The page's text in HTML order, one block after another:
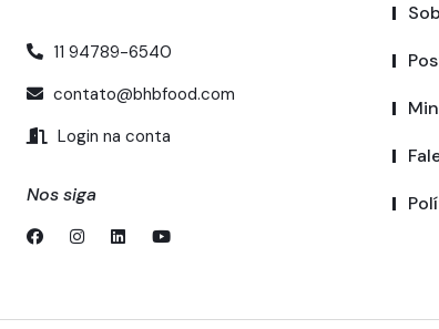
11 94789-6540
contato@bhbfood.com
Login na conta
Nos siga